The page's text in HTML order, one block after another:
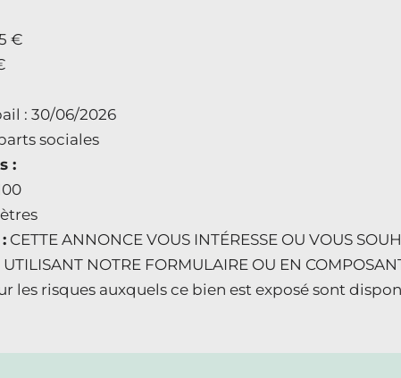
€
: 30/06/2026
sociales
:
CETTE ANNONCE VOUS INTÉRESSE OU VOUS
NOTRE FORMULAIRE OU EN
les risques auxquels ce bien est exposé sont